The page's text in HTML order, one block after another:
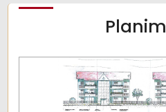
Bar
Nuova costruzione